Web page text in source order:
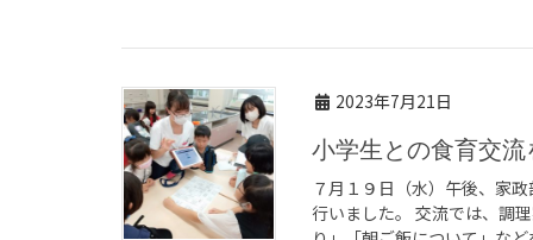
2023年7月21日
小学生との食育交
７月１９日（水）午後、家
行いました。 交流では、調